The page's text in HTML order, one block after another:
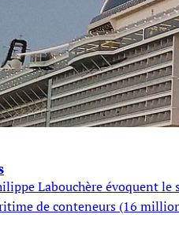
Labouchère évoquent
de conteneurs (16